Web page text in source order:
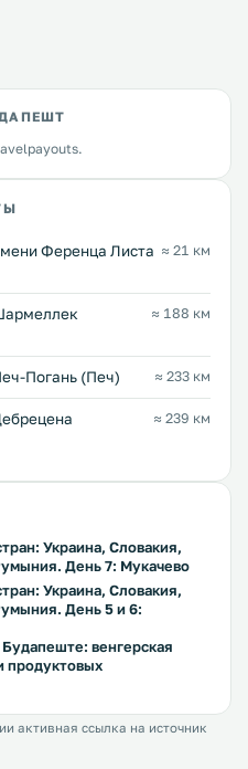
Ференца Листа ≈ 21 км
≈ 188 км
Погань (Печ) ≈ 233 км
≈ 239 км
Украина, Словакия,
День 7: Мукачево
Украина, Словакия,
День 5 и 6:
венгерская
продуктовых
активная ссылка на источник